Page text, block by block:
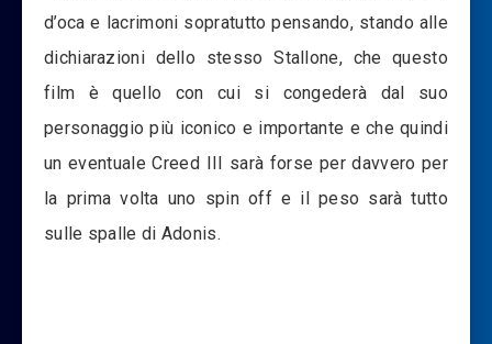
d’oca e lacrimoni sopratutto pensando, stando alle
dichiarazioni dello stesso Stallone, che questo
film è quello con cui si congederà dal suo
personaggio più iconico e importante e che quindi
un eventuale Creed III sarà forse per davvero per
la prima volta uno spin off e il peso sarà tutto
sulle spalle di Adonis.